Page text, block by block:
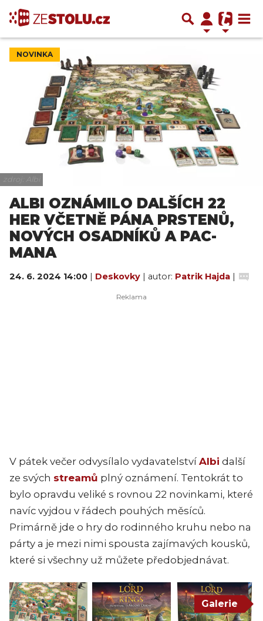
NOVINKA
zdroj: Albi
ALBI OZNÁMILO DALŠÍCH 22
HER VČETNĚ PÁNA PRSTENŮ,
NOVÝCH OSADNÍKŮ A PAC-
MANA
24. 6. 2024 14:00 | Deskovky | autor: Patrik Hajda |
V pátek večer odvysílalo vydavatelství Albi další
ze svých streamů plný oznámení. Tentokrát to
bylo opravdu veliké s rovnou 22 novinkami, které
navíc vyjdou v řádech pouhých měsíců.
Primárně jde o hry do rodinného kruhu nebo na
párty a je mezi nimi spousta zajímavých kousků,
které si všechny už můžete předobjednávat.
Galerie